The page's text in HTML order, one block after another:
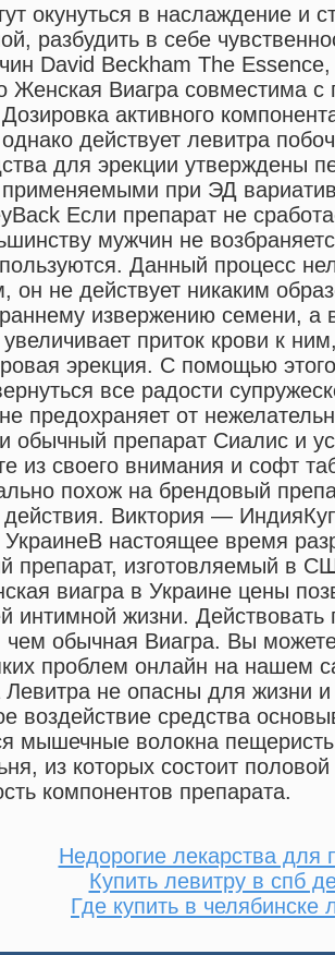
окунуться в наслаждение и
разбудить в себе
David Beckham The
Женская Виагра совместима
активного
действует левитра
для эрекции утверждены
при ЭД
Если препарат не
мужчин не
Данный процесс
он не действует никаким
раннему извержению семени, а
приток крови к
эрекция. С помощью
все радости
предохраняет от
обычный препарат Сиалис и
из своего внимания и софт
похож на брендовый
действия. Виктория —
УкраинеВ настоящее время
препарат, изготовляемый в
виагра в Украине цены
интимной жизни.
чем обычная Виагра. Вы
проблем онлайн на нашем
не опасны для жизни и
воздействие средства
мышечные волокна
из которых состоит
компонентов препарата.
Недорогие лекарства для
Купить левитру в спб
Где купить в челябинске